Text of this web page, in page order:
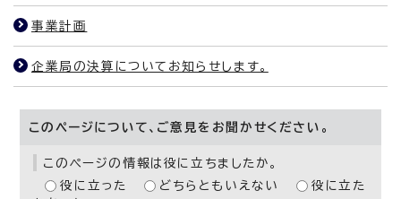
事業計画
企業局の決算についてお知らせします。
このページについて、ご意見をお聞かせください。
このページの情報は役に立ちましたか。
役に立った
どちらともいえない
役に立た